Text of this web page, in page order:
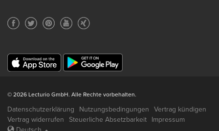
© 2026 Lecturio GmbH. Alle Rechte vorbehalten.
Datenschutzerklärung Nutzungsbedingungen
Vertrag kündigen
Vertrag widerrufen
Steuerliche Absetzbarkeit
Impressum